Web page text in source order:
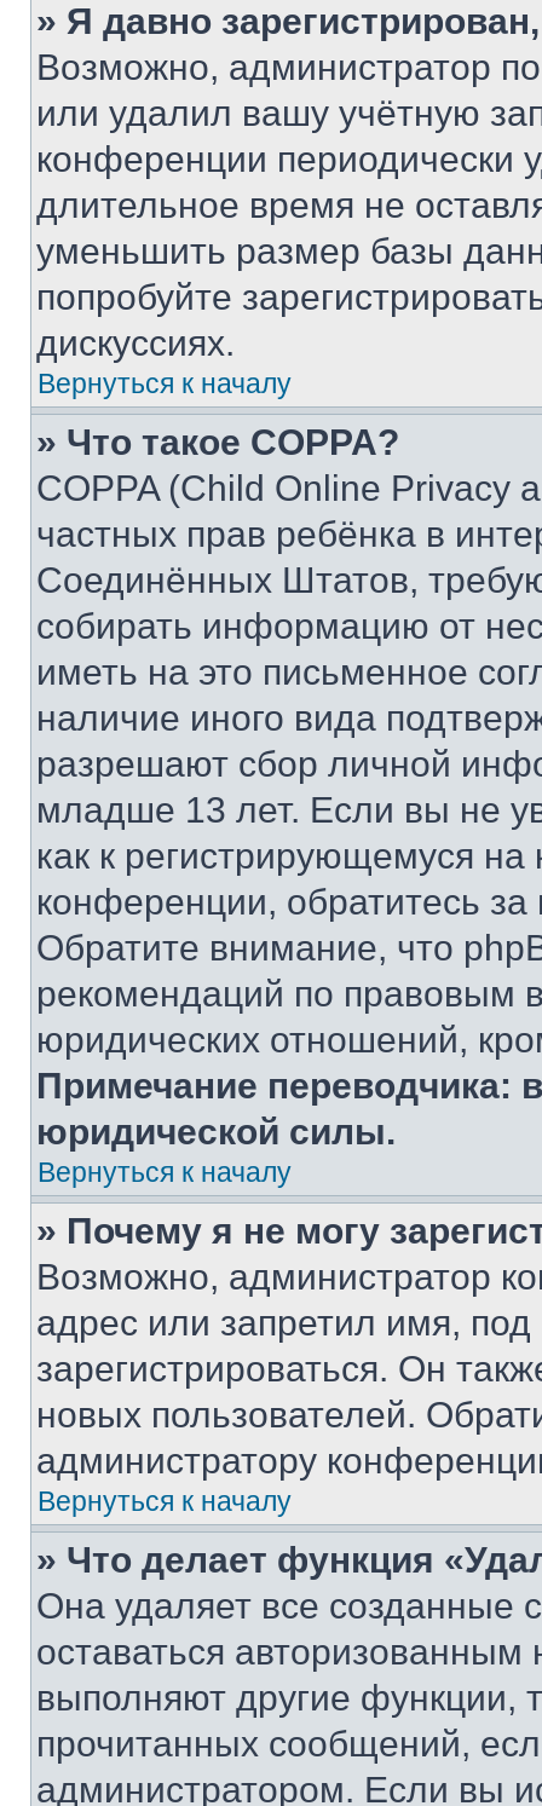
» Я давно
Возможно, администратор
или удалил вашу учётную
конференции периодически
длительное время не
уменьшить размер базы
попробуйте
дискуссиях.
Вернуться к началу
» Что такое COPPA?
COPPA (Child Online Privacy
частных прав ребёнка в
Соединённых Штатов,
собирать информацию от
иметь на это письменное
наличие иного вида
разрешают сбор личной
младше 13 лет. Если вы не
как к регистрирующемуся
конференции, обратитесь
Обратите внимание, что
рекомендаций по правовым
юридических отношений,
Примечание переводчика:
юридической силы.
Вернуться к началу
» Почему я не могу
Возможно, администратор
адрес или запретил имя,
зарегистрироваться. Он
новых пользователей.
администратору
Вернуться к началу
» Что делает функция
Она удаляет все созданные
оставаться
выполняют другие функции,
прочитанных сообщений,
администратором. Если вы